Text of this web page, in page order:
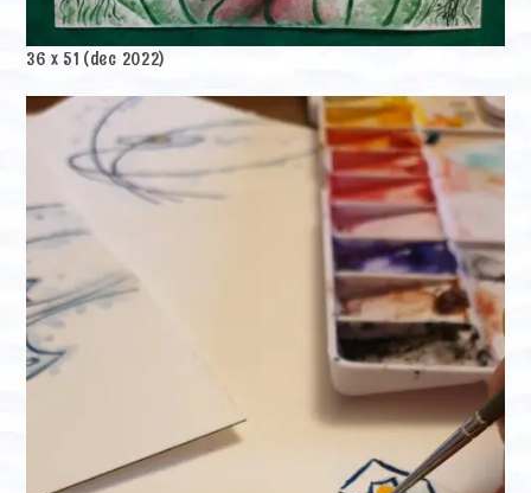
36 x 51 (dec 2022)